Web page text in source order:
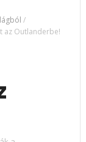
/
az Outlanderbe!